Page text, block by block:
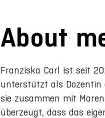
About
Franziska Carl ist seit
unterstützt als Dozentin
sie zusammen mit
überzeugt, dass das